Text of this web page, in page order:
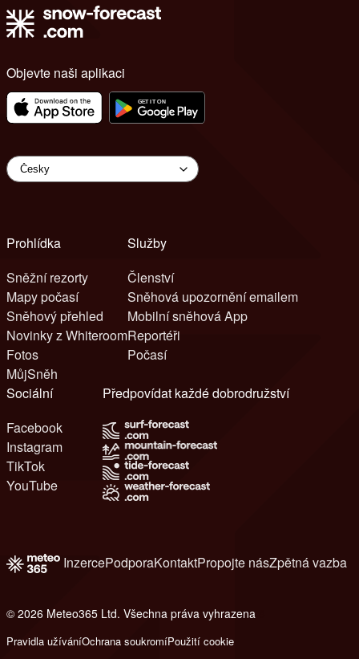
Objevte naši aplikaci
Prohlídka
Sněžní rezorty
Mapy počasí
Sněhový přehled
Novinky z Whiteroom
Fotos
MůjSněh
Služby
Členství
Sněhová upozornění emailem
Mobilní sněhová App
Reportéři
Počasí
Sociální
Facebook
Instagram
TikTok
YouTube
Předpovídat každé dobrodružství
InzercePodporaKontaktPropojte násZpětná vazba
© 2026 Meteo365 Ltd. Všechna práva vyhrazena
Pravidla užíváníOchrana soukromíPoužití cookie